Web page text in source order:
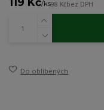
/ks98 Kčbez DPH
Do oblíbených